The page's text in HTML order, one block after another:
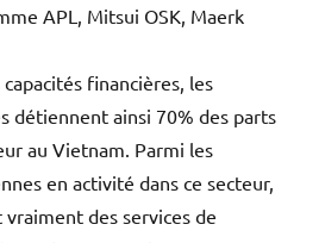
APL, Mitsui OSK, Maerk
financières, les
détiennent ainsi 70% des parts
au Vietnam. Parmi les
en activité dans ce secteur,
des services de